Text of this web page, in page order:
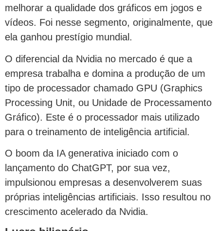
melhorar a qualidade dos gráficos em jogos e
vídeos. Foi nesse segmento, originalmente, que
ela ganhou prestígio mundial.
O diferencial da Nvidia no mercado é que a
empresa trabalha e domina a produção de um
tipo de processador chamado GPU (Graphics
Processing Unit, ou Unidade de Processamento
Gráfico). Este é o processador mais utilizado
para o treinamento de inteligência artificial.
O boom da IA generativa iniciado com o
lançamento do ChatGPT, por sua vez,
impulsionou empresas a desenvolverem suas
próprias inteligências artificiais. Isso resultou no
crescimento acelerado da Nvidia.